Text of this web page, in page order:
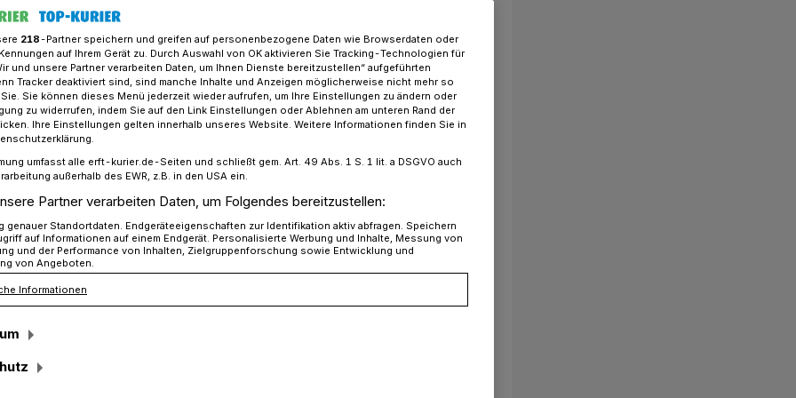
Wohnland: Jüchen plant neue Wohngebiete
mehr
plant neue
Stessen – die Stadt tut viel, um
Besonders Familien aus den
in Jüchen eine neue Heimat finden.
218-Partner speichern und greifen auf personenbezogene Daten wie Browserdaten oder
auf Ihrem Gerät zu. Durch Auswahl von OK aktivieren Sie Tracking-Technologien für
und unsere Partner verarbeiten Daten, um Ihnen Dienste bereitzustellen“ aufgeführten
Tracker deaktiviert sind, sind manche Inhalte und Anzeigen möglicherweise nicht mehr so
Sie können dieses Menü jederzeit wieder aufrufen, um Ihre Einstellungen zu ändern oder
zu widerrufen, indem Sie auf den Link Einstellungen oder Ablehnen am unteren Rand der
Ihre Einstellungen gelten innerhalb unseres Website. Weitere Informationen finden Sie in
umfasst alle erft-kurier.de-Seiten und schließt gem. Art. 49 Abs. 1 S. 1 lit. a DSGVO auch
außerhalb des EWR, z.B. in den USA ein.
Partner verarbeiten Daten, um Folgendes bereitzustellen:
genauer Standortdaten. Endgeräteeigenschaften zur Identifikation aktiv abfragen. Speichern
auf Informationen auf einem Endgerät. Personalisierte Werbung und Inhalte, Messung von
und der Performance von Inhalten, Zielgruppenforschung sowie Entwicklung und
von Angeboten.
Informationen